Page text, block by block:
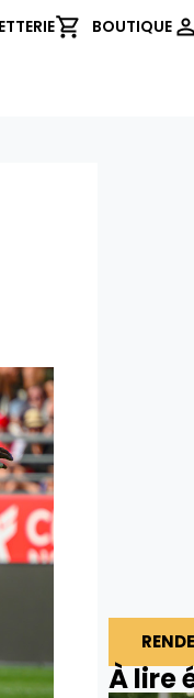
BOUTIQUE
À lire